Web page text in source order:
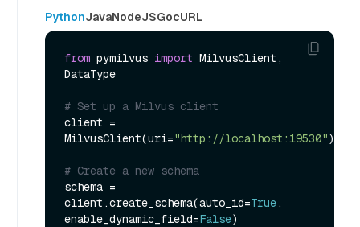
PythonJavaNodeJSGocURL
from pymilvus import MilvusClient,
DataType
# Set up a Milvus client
client =
MilvusClient(uri="http://localhost:19530")
# Create a new schema
schema =
client.create_schema(auto_id=True,
enable_dynamic_field=False